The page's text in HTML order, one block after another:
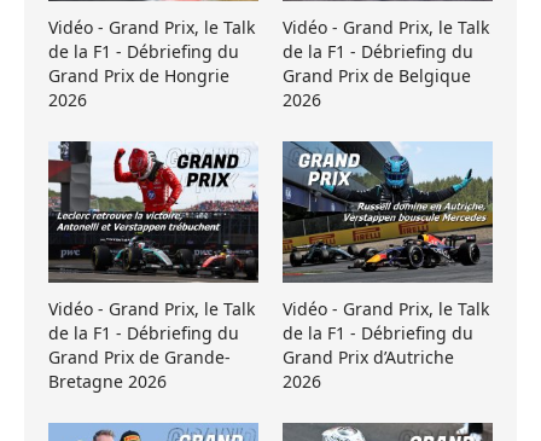
Vidéo - Grand Prix, le Talk
de la F1 - Débriefing du
Grand Prix de Hongrie
2026
Vidéo - Grand Prix, le Talk
de la F1 - Débriefing du
Grand Prix de Belgique
2026
Vidéo - Grand Prix, le Talk
de la F1 - Débriefing du
Grand Prix de Grande-
Bretagne 2026
Vidéo - Grand Prix, le Talk
de la F1 - Débriefing du
Grand Prix d’Autriche
2026